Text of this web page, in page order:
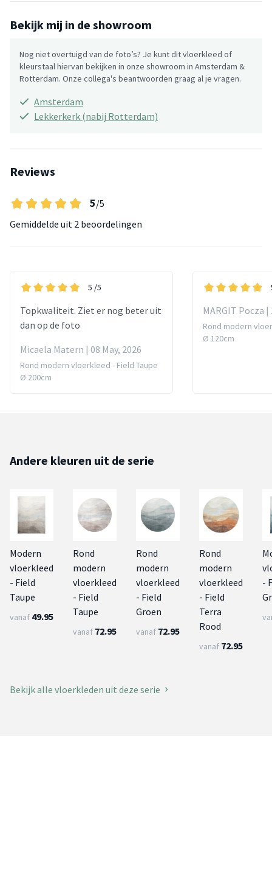
Bekijk mij in de showroom
Nog niet overtuigd van de foto’s? Je kunt dit vloerkleed of
kleurstaal hiervan bekijken in onze showroom in Amsterdam &
Rotterdam. Onze collega's beantwoorden graag al je vragen.
Amsterdam
Lekkerkerk (nabij Rotterdam)
Reviews
5/5
Gemiddelde uit 2 beoordelingen
5 /5
Topkwaliteit. Ziet er nog beter uit
dan op de foto
Micaela Matern | 08 May, 2026
Rond modern vloerkleed - Field Taupe
Ø 200cm
MARGIT Pocza |
Rond modern
Ø 120cm
Andere kleuren uit de serie
Modern
vloerkleed
- Field
Taupe
vanaf 49.95
Rond
modern
vloerkleed
- Field
Taupe
vanaf 72.95
Rond
modern
vloerkleed
- Field
Groen
vanaf 72.95
Rond
modern
vloerkleed
- Field
Terra
Rood
vanaf 72.95
-
Bekijk alle vloerkleden uit deze serie